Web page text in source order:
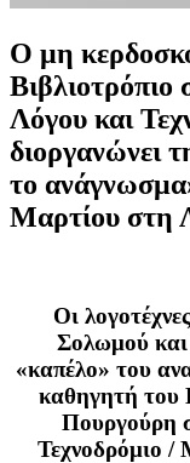
O μη
Βιβλιοτρόπιο
Λόγου και
διοργανώνει
το
Μαρτίου στη
Οι λογοτέχνες
Σολωμού και
«καπέλο» του
καθηγητή του
Πουργούρη
Τεχνοδρόμιο